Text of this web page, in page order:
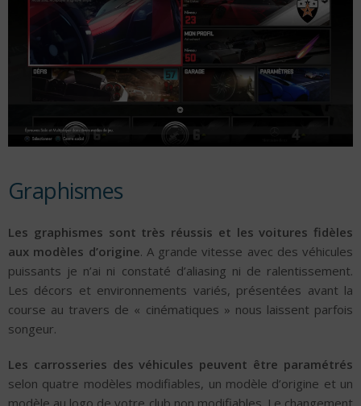
Graphismes
Les graphismes sont très réussis et les voitures fidèles
aux modèles d’origine. A grande vitesse avec des véhicules
puissants je n’ai ni constaté d’aliasing ni de ralentissement.
Les décors et environnements variés, présentées avant la
course au travers de « cinématiques » nous laissent parfois
songeur.
Les carrosseries des véhicules peuvent être paramétrés
selon quatre modèles modifiables, un modèle d’origine et un
modèle au logo de votre club non modifiables. Le changement